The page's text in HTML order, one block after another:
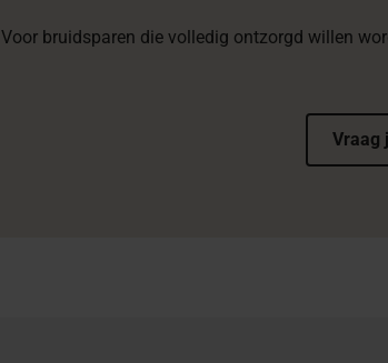
Voor bruidsparen die volledig ontzorgd willen
Vraag